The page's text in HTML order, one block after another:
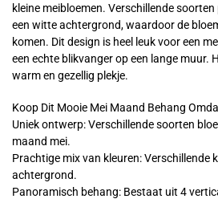
kleine meibloemen. Verschillende
een witte achtergrond, waardoor de
komen. Dit design is heel leuk voor een
een echte blikvanger op een lange muur.
warm en gezellig plekje.
Koop Dit Mooie Mei Maand Behang
Uniek ontwerp: Verschillende soorten
maand mei.
Prachtige mix van kleuren: Verschillende
achtergrond.
Panoramisch behang: Bestaat uit 4